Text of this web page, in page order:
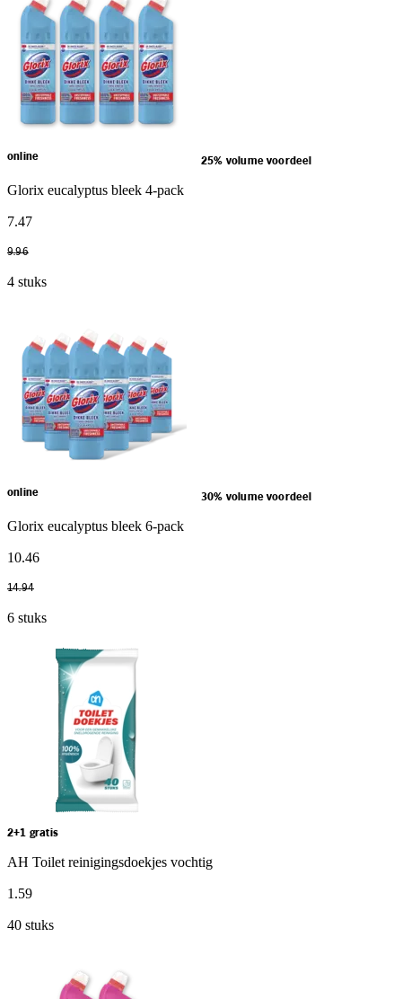
online 25% volume voordeel
Glorix eucalyptus bleek 4-pack
7.47
9.96
4 stuks
online 30% volume voordeel
Glorix eucalyptus bleek 6-pack
10.46
14.94
6 stuks
2+1 gratis
AH Toilet reinigingsdoekjes vochtig
1 .59
40 stuks